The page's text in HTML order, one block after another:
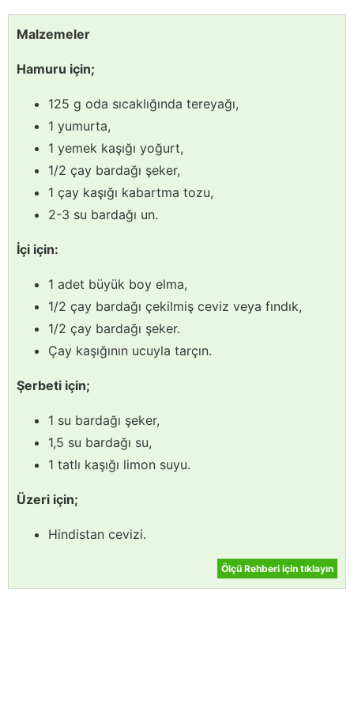
Malzemeler
Hamuru için;
125 g oda sıcaklığında tereyağı,
1 yumurta,
1 yemek kaşığı yoğurt,
1/2 çay bardağı şeker,
1 çay kaşığı kabartma tozu,
2-3 su bardağı un.
İçi için:
1 adet büyük boy elma,
1/2 çay bardağı çekilmiş ceviz veya fındık,
1/2 çay bardağı şeker.
Çay kaşığının ucuyla tarçın.
Şerbeti için;
1 su bardağı şeker,
1,5 su bardağı su,
1 tatlı kaşığı limon suyu.
Üzeri için;
Hindistan cevizi.
Ölçü Rehberi için tıklayın